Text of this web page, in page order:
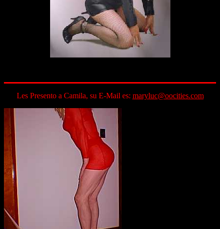
Les Presento a Camila, su E-Mail es: maryluc@oocities.com